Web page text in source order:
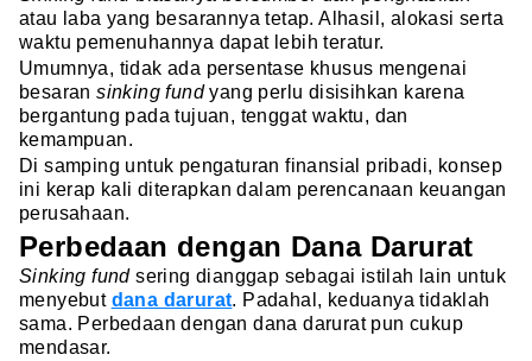
atau laba yang besarannya tetap. Alhasil, alokasi serta
waktu pemenuhannya dapat lebih teratur.
Umumnya, tidak ada persentase khusus mengenai
besaransinking fundyang perlu disisihkan karena
bergantung pada tujuan, tenggat waktu, dan
kemampuan.
Di samping untuk pengaturan finansial pribadi, konsep
ini kerap kali diterapkan dalam perencanaan keuangan
perusahaan.
Perbedaan dengan Dana Darurat
Sinking fundsering dianggap sebagai istilah lain untuk
menyebut dana darurat. Padahal, keduanya tidaklah
sama. Perbedaan dengan dana darurat pun cukup
mendasar.